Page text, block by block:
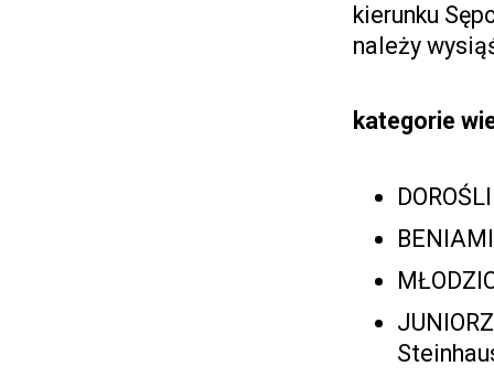
kierunku
należy
kategorie